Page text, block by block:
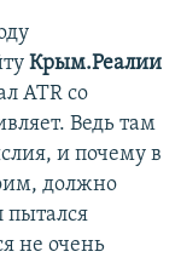
Крым.Реалии
ATR со
Ведь там
и почему в
должно
пытался
не очень